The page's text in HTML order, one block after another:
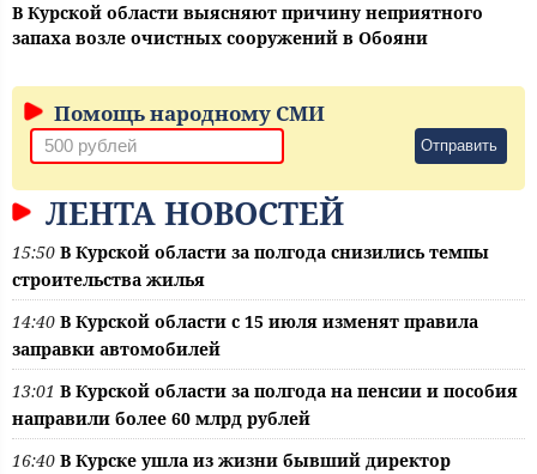
В Курской области выясняют причину неприятного
запаха возле очистных сооружений в Обояни
Помощь народному СМИ
Отправить
ЛЕНТА НОВОСТЕЙ
15:50 В Курской области за полгода снизились темпы
строительства жилья
14:40 В Курской области с 15 июля изменят правила
заправки автомобилей
13:01 В Курской области за полгода на пенсии и пособия
направили более 60 млрд рублей
16:40 В Курске ушла из жизни бывший директор